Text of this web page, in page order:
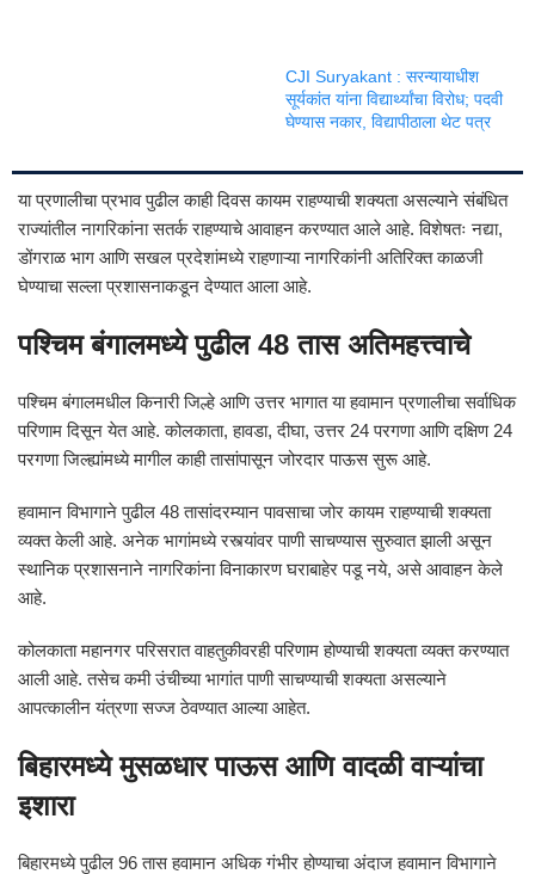
CJI Suryakant : सरन्यायाधीश
सूर्यकांत यांना विद्यार्थ्यांचा विरोध; पदवी
घेण्यास नकार, विद्यापीठाला थेट पत्र
या प्रणालीचा प्रभाव पुढील काही दिवस कायम राहण्याची शक्यता असल्याने संबंधित
राज्यांतील नागरिकांना सतर्क राहण्याचे आवाहन करण्यात आले आहे. विशेषतः नद्या,
डोंगराळ भाग आणि सखल प्रदेशांमध्ये राहणाऱ्या नागरिकांनी अतिरिक्त काळजी
घेण्याचा सल्ला प्रशासनाकडून देण्यात आला आहे.
पश्चिम बंगालमध्ये पुढील 48 तास अतिमहत्त्वाचे
पश्चिम बंगालमधील किनारी जिल्हे आणि उत्तर भागात या हवामान प्रणालीचा सर्वाधिक
परिणाम दिसून येत आहे. कोलकाता, हावडा, दीघा, उत्तर 24 परगणा आणि दक्षिण 24
परगणा जिल्ह्यांमध्ये मागील काही तासांपासून जोरदार पाऊस सुरू आहे.
हवामान विभागाने पुढील 48 तासांदरम्यान पावसाचा जोर कायम राहण्याची शक्यता
व्यक्त केली आहे. अनेक भागांमध्ये रस्त्यांवर पाणी साचण्यास सुरुवात झाली असून
स्थानिक प्रशासनाने नागरिकांना विनाकारण घराबाहेर पडू नये, असे आवाहन केले
आहे.
कोलकाता महानगर परिसरात वाहतुकीवरही परिणाम होण्याची शक्यता व्यक्त करण्यात
आली आहे. तसेच कमी उंचीच्या भागांत पाणी साचण्याची शक्यता असल्याने
आपत्कालीन यंत्रणा सज्ज ठेवण्यात आल्या आहेत.
बिहारमध्ये मुसळधार पाऊस आणि वादळी वाऱ्यांचा
इशारा
बिहारमध्ये पुढील 96 तास हवामान अधिक गंभीर होण्याचा अंदाज हवामान विभागाने